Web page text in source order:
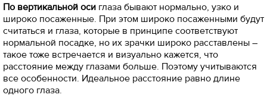
По вертикальной оси глаза бывают нормально, узко и
широко посаженные. При этом широко посаженными будут
считаться и глаза, которые в принципе соответствуют
нормальной посадке, но их зрачки широко расставлены –
такое тоже встречается и визуально кажется, что
расстояние между глазами больше. Поэтому учитываются
все особенности. Идеальное расстояние равно длине
одного глаза.